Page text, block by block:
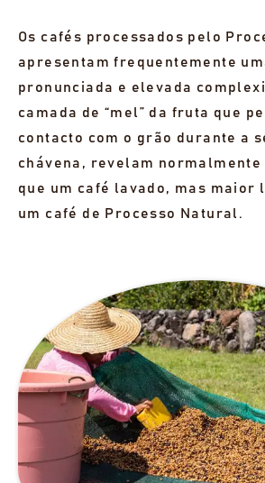
Os cafés processados pelo
apresentam frequentemente
pronunciada e elevada
camada de “mel” da fruta que
contacto com o grão durante a
chávena, revelam normalmente
que um café lavado, mas maior
um café de Processo Natural.